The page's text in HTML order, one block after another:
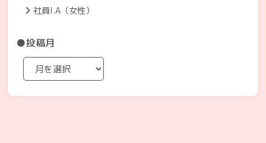
社員I.A（女性）
●投稿月